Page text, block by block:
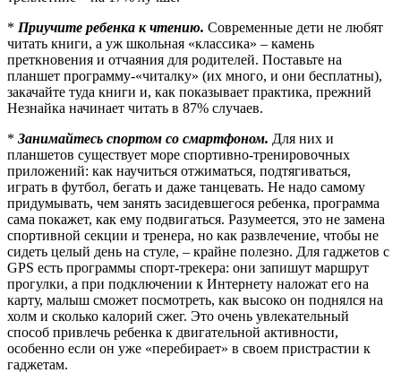
* Приучите ребенка к чтению. Современные дети не любят
читать книги, а уж школьная «классика» – камень
преткновения и отчаяния для родителей. Поставьте на
планшет программу-«читалку» (их много, и они бесплатны),
закачайте туда книги и, как показывает практика, прежний
Незнайка начинает читать в 87% случаев.
* Занимайтесь спортом со смартфоном. Для них и
планшетов существует море спортивно-тренировочных
приложений: как научиться отжиматься, подтягиваться,
играть в футбол, бегать и даже танцевать. Не надо самому
придумывать, чем занять засидевшегося ребенка, программа
сама покажет, как ему подвигаться. Разумеется, это не замена
спортивной секции и тренера, но как развлечение, чтобы не
сидеть целый день на стуле, – крайне полезно. Для гаджетов с
GPS есть программы спорт-трекера: они запишут маршрут
прогулки, а при подключении к Интернету наложат его на
карту, малыш сможет посмотреть, как высоко он поднялся на
холм и сколько калорий сжег. Это очень увлекательный
способ привлечь ребенка к двигательной активности,
особенно если он уже «перебирает» в своем пристрастии к
гаджетам.